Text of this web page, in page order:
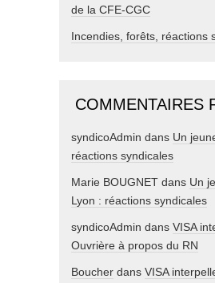
de la CFE-CGC
Incendies, forêts, réactions
COMMENTAIRES
syndicoAdmin dans Un
réactions syndicales
Marie BOUGNET dans Un
Lyon : réactions syndicales
syndicoAdmin dans VISA
Ouvrière à propos du RN
Boucher dans VISA